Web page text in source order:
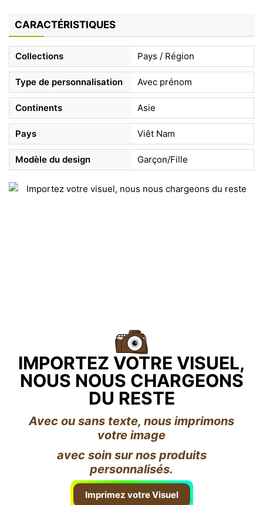
CARACTÉRISTIQUES
Collections Pays / Région
Type de personnalisation Avec prénom
Continents Asie
Pays Viêt Nam
Modèle du design Garçon/Fille
IMPORTEZ VOTRE VISUEL,
NOUS NOUS CHARGEONS
DU RESTE
Avec ou sans texte, nous imprimons
votre image
avec soin sur nos produits
personnalisés.
Imprimez votre Visuel